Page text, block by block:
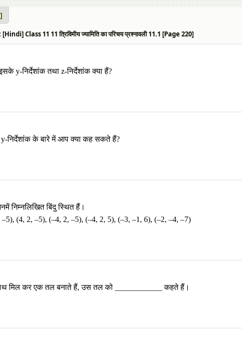
Class 11 11 त्रिविमीय ज्यामिति का परिचय प्रश्नावली 11.1 [Page 220]
y-निर्देशांक तथा z-निर्देशांक क्या हैं?
निर्देशांक के बारे में आप क्या कह सकते हैं?
निम्नलिखित बिंदु स्थित हैं।
(4, 2, –5), (–4, 2, –5), (–4, 2, 5), (–3, –1, 6), (–2, –4, –7)
मिल कर एक तल बनाते हैं, उस तल को ____________ कहते हैं।